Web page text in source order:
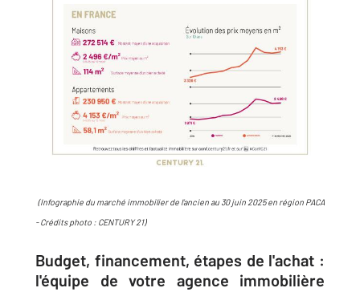
(Infographie du marché immobilier de l’ancien au 30 juin 2025 en région PACA
- Crédits photo : CENTURY 21)
Budget, financement, étapes de l'achat :
l'équipe de votre agence immobilière